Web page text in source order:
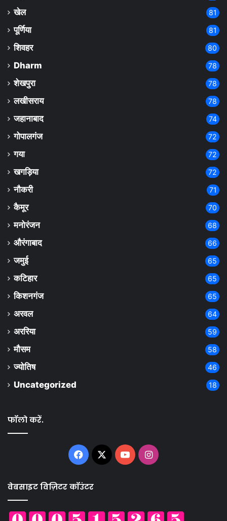
खेल 81
पूर्णिया 81
शिवहर 80
Dharm 78
शेखपुरा 78
लखीसराय 78
जहानाबाद 74
गोपालगंज 72
गया 72
खगड़िया 72
नौकरी 71
कैमूर 70
मनोरंजन 68
औरंगाबाद 66
जमुई 65
कटिहार 65
किशनगंज 65
अरवल 64
अररिया 59
मौसम 58
ज्योतिष 46
Uncategorized 18
फॉलो करें.
Facebook
X YouTubeInstagram
वेबसाइट विज़िटर कॉउंटर